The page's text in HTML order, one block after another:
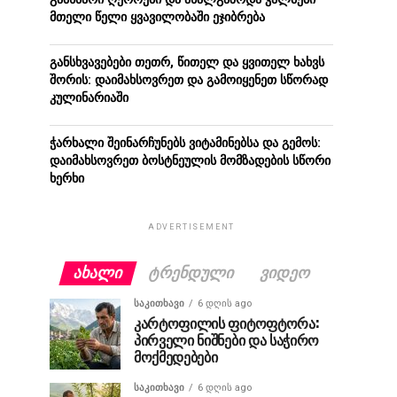
მთელი წელი ყვავილობაში ეჯიბრება
განსხვავებები თეთრ, წითელ და ყვითელ ხახვს
შორის: დაიმახსოვრეთ და გამოიყენეთ სწორად
კულინარიაში
ჭარხალი შეინარჩუნებს ვიტამინებსა და გემოს:
დაიმახსოვრეთ ბოსტნეულის მომზადების სწორი
ხერხი
ADVERTISEMENT
ᲐᲮᲐᲚᲘ ᲢᲠᲔᲜᲓᲣᲚᲘ ᲕᲘᲓᲔᲝ
ᲡᲐᲙᲘᲗᲮᲐᲕᲘ 6 დღის ago
კარტოფილის ფიტოფტორა:
პირველი ნიშნები და საჭირო
მოქმედებები
ᲡᲐᲙᲘᲗᲮᲐᲕᲘ 6 დღის ago